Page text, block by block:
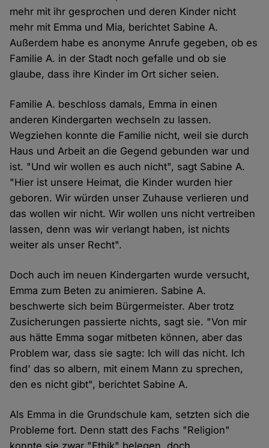
mehr mit ihr gesprochen und deren Kinder nicht
mehr mit Emma und Mia, berichtet Sabine A.
Außerdem habe es anonyme Anrufe gegeben, ob es
Familie A. in der Stadt noch gefalle und ob sie
glaube, dass ihre Kinder im Ort sicher seien.
Familie A. beschloss damals, Emma in einen
anderen Kindergarten wechseln zu lassen.
Wegziehen konnte die Familie nicht, weil sie durch
Haus und Arbeit an die Gegend gebunden war und
ist. "Und wir wollen es auch nicht", sagt Sabine A.
"Hier ist unsere Heimat, die Kinder wurden hier
geboren. Wir würden unser Zuhause verlieren und
das wollen wir nicht. Wir wollen uns nicht vertreiben
lassen, denn was wir verlangt haben, ist nichts
weiter als unser Recht".
Doch auch im neuen Kindergarten wurde versucht,
Emma zum Beten zu animieren. Sabine A.
beschwerte sich beim Bürgermeister. Aber trotz
Zusicherungen passierte nichts, sagt sie. "Von mir
aus hätte Emma sogar mitbeten können, aber das
Problem war, dass sie sagte: Ich will das nicht. Ich
find' das so albern, mit einem Mann zu sprechen,
den es nicht gibt", berichtet Sabine A.
Als Emma in die Grundschule kam, setzten sich die
Probleme fort. Denn statt des Fachs "Religion"